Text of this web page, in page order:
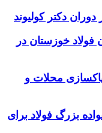
دکتر کولیوند
فولاد خوزستان در
پاکسازی محلات و
بزرگ فولاد برای